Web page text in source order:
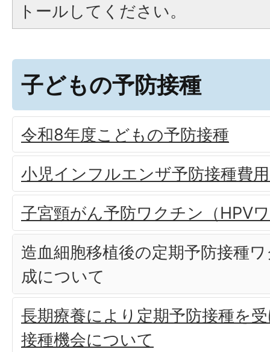
トールしてください。
子どもの予防接種
令和8年度こどもの予防接種
小児インフルエンザ予防接種費
子宮頸がん予防ワクチン（HPV
造血細胞移植後の定期予防接種
成について
長期療養により定期予防接種を
接種機会について